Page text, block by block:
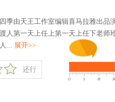
季由天王工作室编辑喜马拉雅出品
人第一天上任上第一天上任下老师
... 展开>>
还行